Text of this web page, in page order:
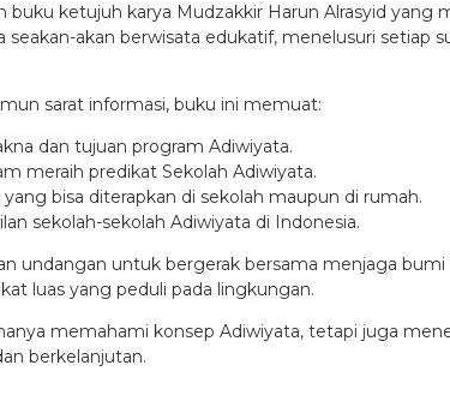
buku ketujuh karya Mudzakkir Harun Alrasyid yang
akan berwisata edukatif, menelusuri setiap
sarat informasi, buku ini memuat:
dan tujuan program Adiwiyata.
meraih predikat Sekolah Adiwiyata.
bisa diterapkan di sekolah maupun di rumah.
sekolah-sekolah Adiwiyata di Indonesia.
undangan untuk bergerak bersama menjaga
luas yang peduli pada lingkungan.
memahami konsep Adiwiyata, tetapi juga
berkelanjutan.